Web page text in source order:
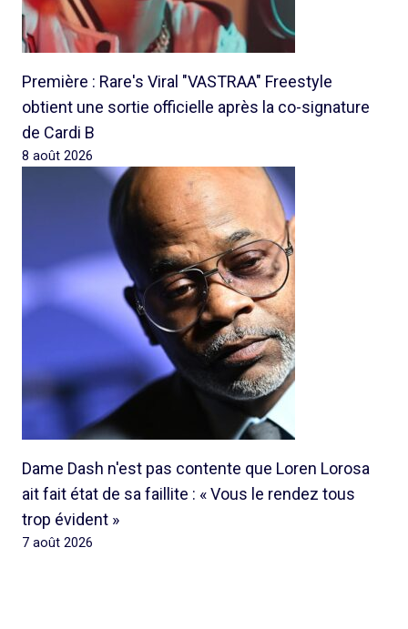
Première : Rare's Viral "VASTRAA" Freestyle
obtient une sortie officielle après la co-signature
de Cardi B
8 août 2026
Dame Dash n'est pas contente que Loren Lorosa
ait fait état de sa faillite : « Vous le rendez tous
trop évident »
7 août 2026